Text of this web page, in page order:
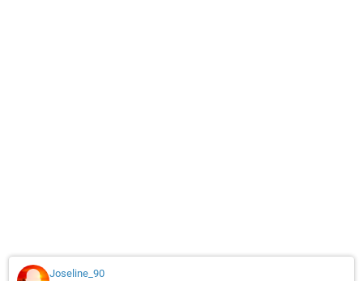
Joseline_90